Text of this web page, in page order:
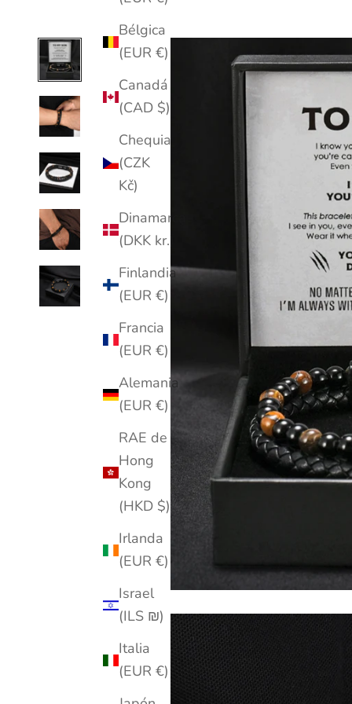
Bélgica
(EUR €)
Canadá
(CAD $)
Chequia
(CZK
Kč)
Dinamarca
(DKK kr.)
Finlandia
(EUR €)
Francia
(EUR €)
Alemania
(EUR €)
RAE de
Hong
Kong
(HKD $)
Irlanda
(EUR €)
Israel
(ILS ₪)
Italia
(EUR €)